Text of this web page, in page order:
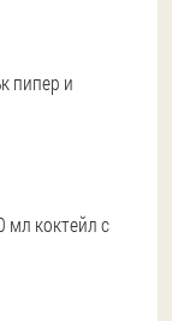
пипер и
мл коктейл с